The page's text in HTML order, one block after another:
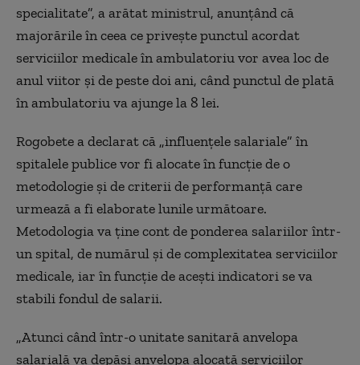
specialitate”, a arătat ministrul, anunţând că
majorările în ceea ce priveşte punctul acordat
serviciilor medicale în ambulatoriu vor avea loc de
anul viitor şi de peste doi ani, când punctul de plată
în ambulatoriu va ajunge la 8 lei.
Rogobete a declarat că „influenţele salariale” în
spitalele publice vor fi alocate în funcţie de o
metodologie şi de criterii de performanţă care
urmează a fi elaborate lunile următoare.
Metodologia va ţine cont de ponderea salariilor într-
un spital, de numărul şi de complexitatea serviciilor
medicale, iar în funcţie de aceşti indicatori se va
stabili fondul de salarii.
„Atunci când într-o unitate sanitară anvelopa
salarială va depăşi anvelopa alocată serviciilor